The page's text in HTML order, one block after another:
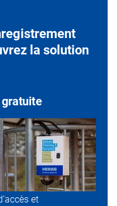
la solution
gratuite
et